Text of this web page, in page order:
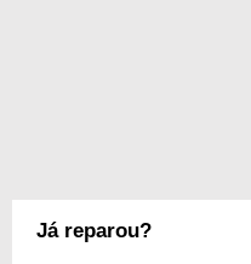
Já reparou?